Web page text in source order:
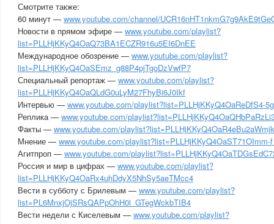
Смотрите также:
60 минут — www.youtube.com/channel/
Новости в прямом эфире — www.youtube.com/playlist?
list=PLLHjKKyQ4OaQ73BA1ECZR916u5EI6DnEE
Международное обозрение — www.youtube.com/playlist?
list=PLLHjKKyQ4OaSEmz_g88P4pjTgoDzVwfP7
Специальный репортаж — www.youtube.com/playlist?
list=PLLHjKKyQ4OaQLdG0uLyM27FhyBi6J0Ikf
Интервью — www.youtube.com/playlist?list=PLLHjKKyQ4OaReDfS4-
Реплика — www.youtube.com/
Факты — www.youtube.com/
Мнение — www.youtube.com/playlist?list=PLLHjKKyQ4OaST71OImm-
Агитпроп — www.youtube.com/
Россия и мир в цифрах — www.youtube.com/playlist?
list=PLLHjKKyQ4OaRx4uhDdyX5NhSy5aeTMcc4
Вести в субботу с Брилевым — www.youtube.com/playlist?
list=PL6MnxjOjSRsQAPpOhH0l_GTegWckbTIB4
Вести недели с Киселевым — www.youtube.com/playlist?